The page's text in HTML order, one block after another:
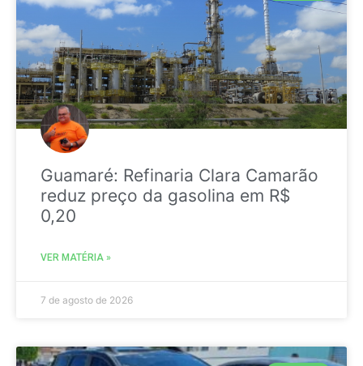
Guamaré: Refinaria Clara Camarão
reduz preço da gasolina em R$
0,20
VER MATÉRIA »
7 de agosto de 2026